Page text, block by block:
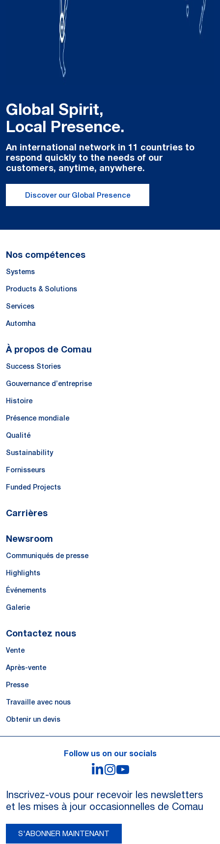
Global Spirit,
Local Presence.
An international network in 11 countries to
respond quickly to the needs of our
customers, anytime, anywhere.
Discover our Global Presence
Nos compétences
Systems
Products & Solutions
Services
Automha
À propos de Comau
Success Stories
Gouvernance d’entreprise
Histoire
Présence mondiale
Qualité
Sustainability
Fornisseurs
Funded Projects
Carrières
Newsroom
Communiqués de presse
Highlights
Événements
Galerie
Contactez nous
Vente
Après-vente
Presse
Travaille avec nous
Obtenir un devis
Follow us on our socials
LinkedIn
Instagram
Inscrivez-vous pour recevoir les newsletters
et les mises à jour occasionnelles de Comau
S'ABONNER MAINTENANT